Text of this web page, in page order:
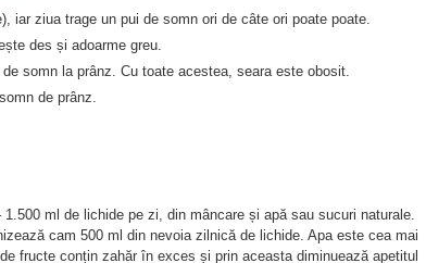
iar ziua trage un pui de somn ori de câte ori poate poate.
des și adoarme greu.
somn la prânz. Cu toate acestea, seara este obosit.
de prânz.
ml de lichide pe zi, din mâncare și apă sau sucuri naturale.
cam 500 ml din nevoia zilnică de lichide. Apa este cea mai
fructe conțin zahăr în exces și prin aceasta diminuează apetitul